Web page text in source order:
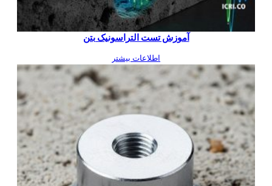
آموزش تست التراسونیک بتن
اطلاعات بیشتر